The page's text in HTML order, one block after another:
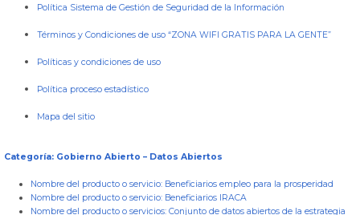
Política Sistema de Gestión de Seguridad de la Información
Términos y Condiciones de uso “ZONA WIFI GRATIS PARA LA GENTE”
Políticas y condiciones de uso
Política proceso estadístico
Mapa del sitio
Categoría: Gobierno Abierto – Datos Abiertos
Nombre del producto o servicio: Beneficiarios empleo para la prosperidad
Nombre del producto o servicio: Beneficiarios IRACA
Nombre del producto o servicios: Conjunto de datos abiertos de la estrategia